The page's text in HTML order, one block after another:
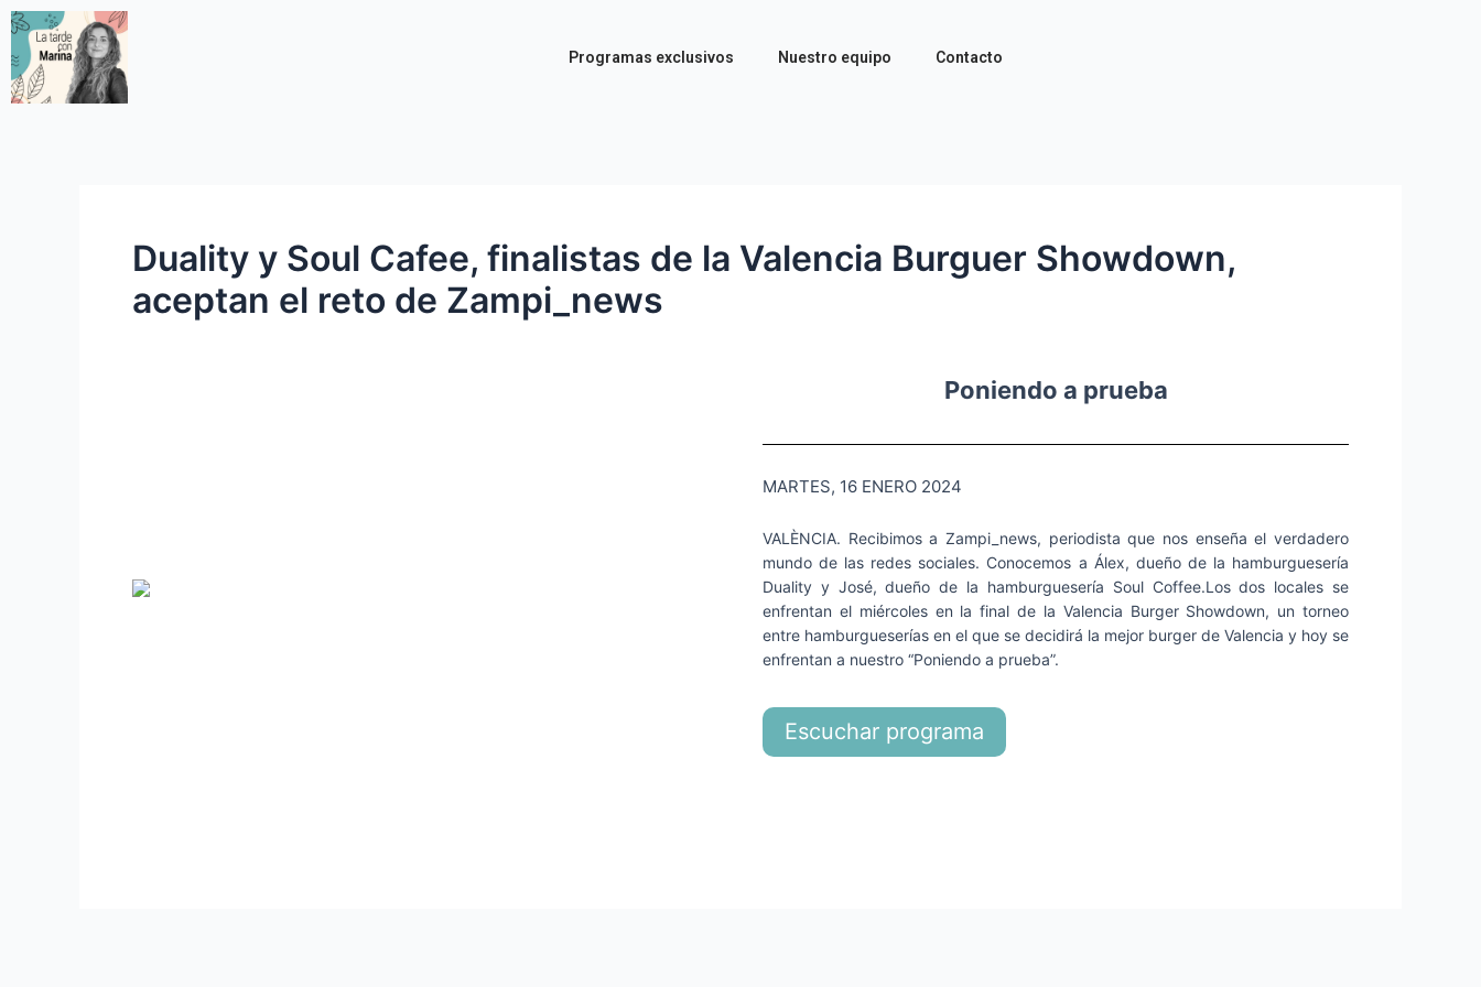
Programas exclusivos Nuestro equipo Contacto
Duality y Soul Cafee, finalistas de la Valencia Burguer Showdown,
aceptan el reto de Zampi_news
Poniendo a prueba
MARTES, 16 ENERO 2024
VALÈNCIA. Recibimos a Zampi_news, periodista que nos enseña el verdadero
mundo de las redes sociales. Conocemos a Álex, dueño de la hamburguesería
Duality y José, dueño de la hamburguesería Soul Coffee.Los dos locales se
enfrentan el miércoles en la final de la Valencia Burger Showdown, un torneo
entre hamburgueserías en el que se decidirá la mejor burger de Valencia y hoy se
enfrentan a nuestro “Poniendo a prueba”.
Escuchar programa